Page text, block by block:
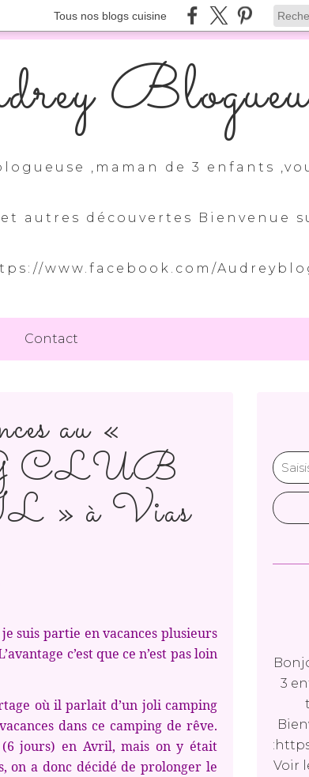
Tous nos blogs cuisine
,maman de 3 enfants
autres découvertes Bienvenue
www.facebook.com/
Contact
au «
CLUB
à Vias
suis partie en vacances plusieurs
c’est que ce n’est pas loin
où il parlait d’un joli camping
dans ce camping de rêve.
jours) en Avril, mais on y était
on a donc décidé de prolonger le
3
Voir